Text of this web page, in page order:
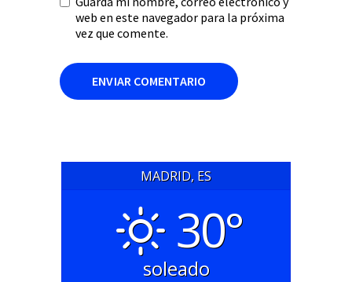
web en este navegador para la próxima
vez que comente.
MADRID, ES
30°
soleado